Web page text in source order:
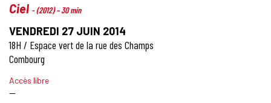
Ciel - (2012) – 30 min
VENDREDI 27 JUIN 2014
18H / Espace vert de la rue des Champs
Combourg
Accès libre
—